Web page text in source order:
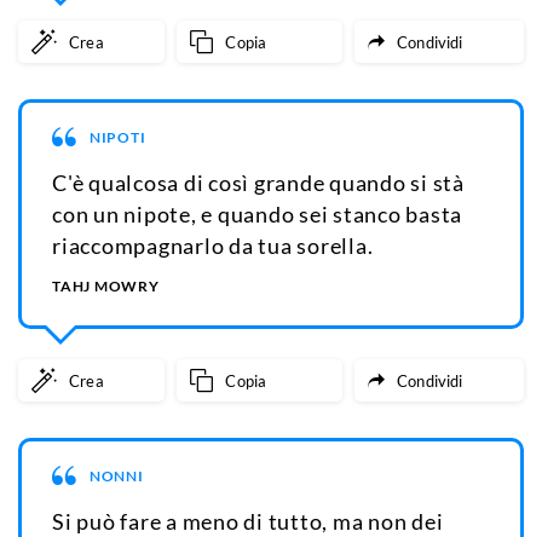
Crea Copia Condividi
NIPOTI
C'è qualcosa di così grande quando si stà
con un nipote, e quando sei stanco basta
riaccompagnarlo da tua sorella.
TAHJ MOWRY
Crea Copia Condividi
NONNI
Si può fare a meno di tutto, ma non dei